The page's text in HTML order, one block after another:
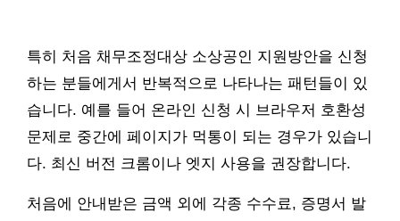
특히 처음 채무조정대상 소상공인 지원방안을 신청
하는 분들에게서 반복적으로 나타나는 패턴들이 있
습니다. 예를 들어 온라인 신청 시 브라우저 호환성
문제로 중간에 페이지가 먹통이 되는 경우가 있습니
다. 최신 버전 크롬이나 엣지 사용을 권장합니다.
처음에 안내받은 금액 외에 각종 수수료, 증명서 발